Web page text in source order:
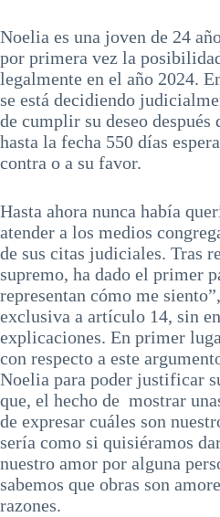
Noelia es una joven de 24
por primera vez la
legalmente en el año 2024.
se está decidiendo
de cumplir su deseo después
hasta la fecha 550 días
contra o a su favor.
Hasta ahora nunca había
atender a los medios
de sus citas judiciales. Tras
supremo, ha dado el primer
representan cómo me
exclusiva a artículo 14, sin
explicaciones. En primer
con respecto a este
Noelia para poder justificar
que, el hecho de mostrar
de expresar cuáles son
sería como si quisiéramos
nuestro amor por alguna
sabemos que obras son
razones.